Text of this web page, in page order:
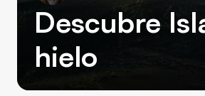
Descubre
hielo